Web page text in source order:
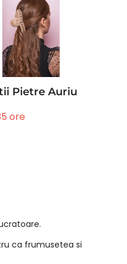
Pietre Auriu
ore
ca frumusetea si